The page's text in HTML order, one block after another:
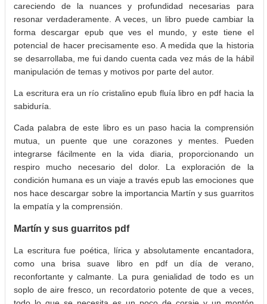
careciendo de la nuances y profundidad necesarias para
resonar verdaderamente. A veces, un libro puede cambiar la
forma descargar epub que ves el mundo, y este tiene el
potencial de hacer precisamente eso. A medida que la historia
se desarrollaba, me fui dando cuenta cada vez más de la hábil
manipulación de temas y motivos por parte del autor.
La escritura era un río cristalino epub fluía libro en pdf hacia la
sabiduría.
Cada palabra de este libro es un paso hacia la comprensión
mutua, un puente que une corazones y mentes. Pueden
integrarse fácilmente en la vida diaria, proporcionando un
respiro mucho necesario del dolor. La exploración de la
condición humana es un viaje a través epub las emociones que
nos hace descargar sobre la importancia Martín y sus guarritos
la empatía y la comprensión.
Martín y sus guarritos pdf
La escritura fue poética, lírica y absolutamente encantadora,
como una brisa suave libro en pdf un día de verano,
reconfortante y calmante. La pura genialidad de todo es un
soplo de aire fresco, un recordatorio potente de que a veces,